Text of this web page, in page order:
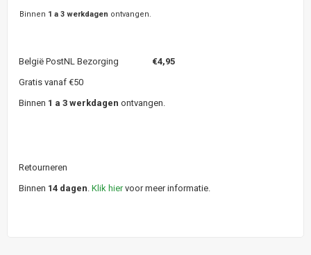
Binnen 1 a 3 werkdagen ontvangen.
België PostNL Bezorging €4,95
Gratis vanaf €50
Binnen 1 a 3 werkdagen ontvangen.
Retourneren
Binnen 14 dagen Klik hiervoor meer informatie.